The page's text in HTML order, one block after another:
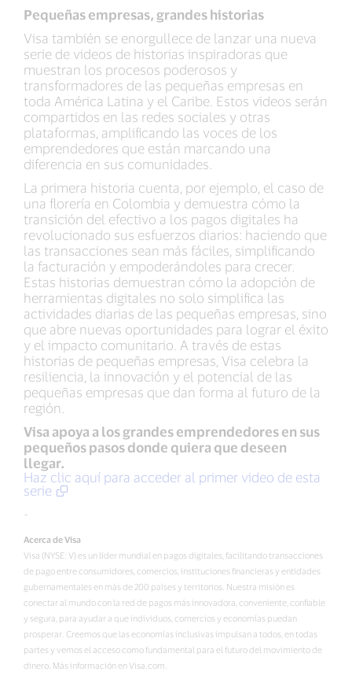
Pequeñas empresas, grandes historias
Visa también se enorgullece de lanzar una nueva
serie de videos de historias inspiradoras que
muestran los procesos poderosos y
transformadores de las pequeñas empresas en
toda América Latina y el Caribe. Estos videos serán
compartidos en las redes sociales y otras
plataformas, amplificando las voces de los
emprendedores que están marcando una
diferencia en sus comunidades.
La primera historia cuenta, por ejemplo, el caso de
una florería en Colombia y demuestra cómo la
transición del efectivo a los pagos digitales ha
revolucionado sus esfuerzos diarios: haciendo que
las transacciones sean más fáciles, simplificando
la facturación y empoderándoles para crecer.
Estas historias demuestran cómo la adopción de
herramientas digitales no solo simplifica las
actividades diarias de las pequeñas empresas, sino
que abre nuevas oportunidades para lograr el éxito
y el impacto comunitario. A través de estas
historias de pequeñas empresas, Visa celebra la
resiliencia, la innovación y el potencial de las
pequeñas empresas que dan forma al futuro de la
región.
Visa apoya a los grandes emprendedores en sus
pequeños pasos donde quiera que deseen
llegar.
Haz clic aquí para acceder al primer video de esta
serie
-
Acerca de Visa
Visa (NYSE: V) es un líder mundial en pagos digitales, facilitando transacciones
de pago entre consumidores, comercios, instituciones financieras y entidades
gubernamentales en más de 200 países y territorios. Nuestra misión es
conectar al mundo con la red de pagos más innovadora, conveniente, confiable
y segura, para ayudar a que individuos, comercios y economías puedan
prosperar. Creemos que las economías inclusivas impulsan a todos, en todas
partes y vemos el acceso como fundamental para el futuro del movimiento de
dinero. Más información en Visa.com.